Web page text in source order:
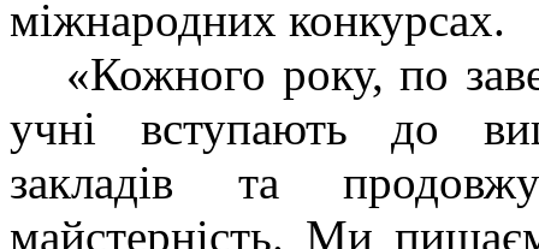
міжнародних конкурсах.
«Кожного року, по
учні вступають до
закладів та
майстерність. Ми